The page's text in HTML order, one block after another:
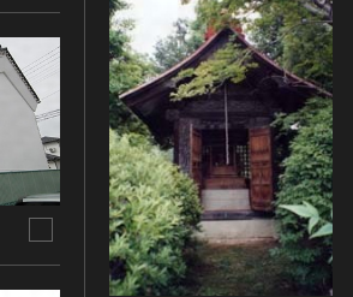
島]
]
島]
]
国 [朝鮮半島]
国 [朝鮮半島]
版画）
ン
置を講ずべき無形文化財
化財
化財
置を講ずべき無形の民俗文化財
択
検索する
入力情報をクリア